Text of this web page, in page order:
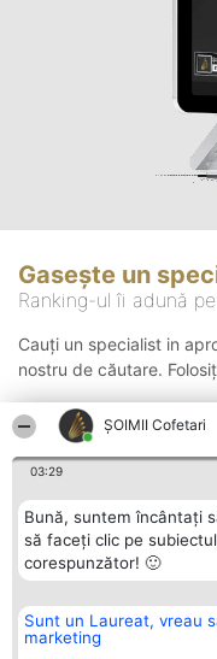
ȘOIMII Cofetari
03:29
Bună, suntem încântați
să faceți clic pe
corespunzător! 🙂
Sunt un Laureat, vreau
marketing
Gasește un
Ranking-ul îi adună
Cauți un specialist in
nostru de căutare.
Organizator Ranking
BRIGHT SOLUTIONS BR SRL